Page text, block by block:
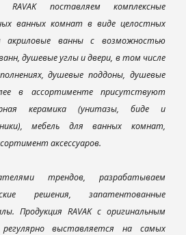
RAVAK поставляем комплексные
ванных комнат в виде целостных
акриловые ванны с возможностью
душевые углы и двери, в том числе
душевые поддоны, душевые
в ассортименте присутствуют
керамика (унитазы, биде и
мебель для ванных комнат,
аксессуаров.
трендов, разрабатываем
решения, запатентованные
Продукция RAVAK с оригинальным
выставляется на самых